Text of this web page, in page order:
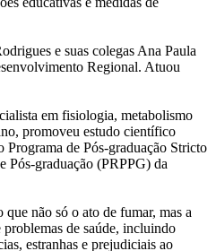
e suas colegas Ana Paula
Regional. Atuou
em fisiologia, metabolismo
promoveu estudo científico
Programa de Pós-graduação Stricto
Pós-graduação (PRPPG) da
não só o ato de fumar, mas a
de saúde, incluindo
estranhas e prejudiciais ao